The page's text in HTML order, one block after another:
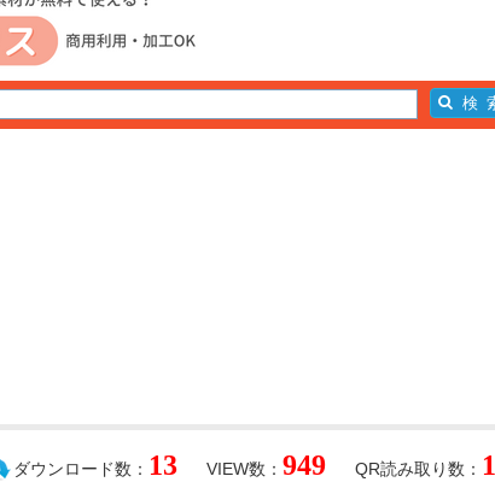
QR読み取り数： 1
VIEW数： 949
ダウンロード数： 13